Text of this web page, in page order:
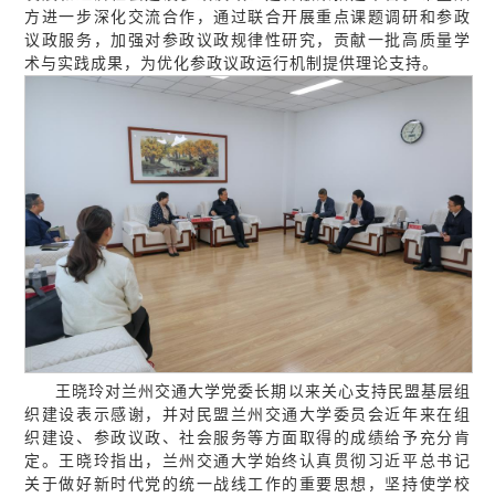
方进一步深化交流合作，通过联合开展重点课题调研和参政
议政服务，加强对参政议政规律性研究，贡献一批高质量学
术与实践成果，为优化参政议政运行机制提供理论支持。
王晓玲对兰州交通大学党委长期以来关心支持民盟基层组
织建设表示感谢，并对民盟兰州交通大学委员会近年来在组
织建设、参政议政、社会服务等方面取得的成绩给予充分肯
定。王晓玲指出，兰州交通大学始终认真贯彻习近平总书记
关于做好新时代党的统一战线工作的重要思想，坚持使学校